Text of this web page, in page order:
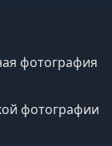
фотография
фотографии